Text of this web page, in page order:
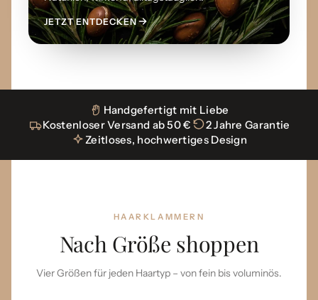
JETZT ENTDECKEN
Handgefertigt mit Liebe
Kostenloser Versand ab 50 €
2 Jahre Garantie
Zeitloses, hochwertiges Design
HAARKLAMMERN
Nach Größe shoppen
Vier Größen für jeden Haartyp – von fein bis voluminös.